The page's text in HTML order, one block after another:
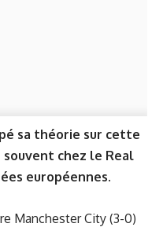
sa théorie sur cette
chez le Real
européennes.
Manchester City (3-0)